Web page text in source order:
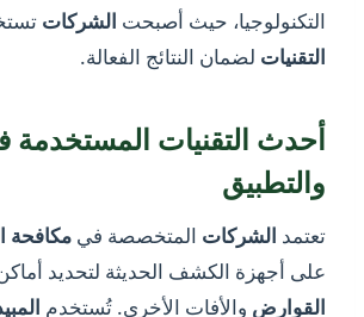
التكنولوجيا، حيث أصبحت الشركات
التقنيات لضمان النتائج الفعالة.
أحدث التقنيات
والتطبيق
تعتمد الشركات المتخصصة في مكافحة
على أجهزة الكشف الحديثة لتحديد أماكن
القوارض والأفات الأخرى. تُستخدم